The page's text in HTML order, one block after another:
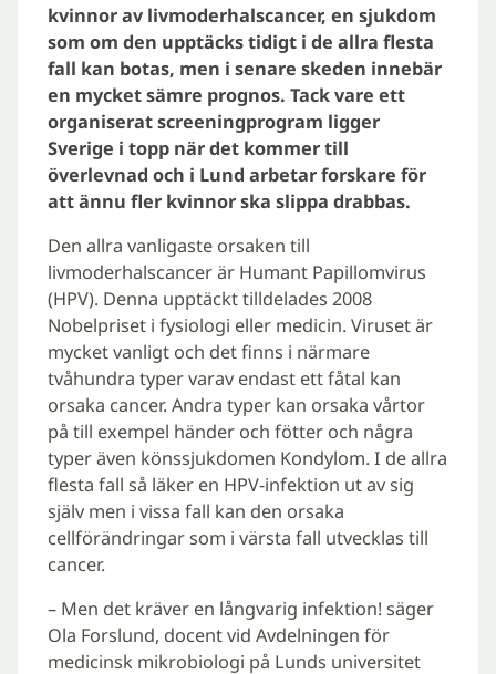
kvinnor av livmoderhalscancer, en sjukdom
som om den upptäcks tidigt i de allra flesta
fall kan botas, men i senare skeden innebär
en mycket sämre prognos. Tack vare ett
organiserat screeningprogram ligger
Sverige i topp när det kommer till
överlevnad och i Lund arbetar forskare för
att ännu fler kvinnor ska slippa drabbas.
Den allra vanligaste orsaken till
livmoderhalscancer är Humant Papillomvirus
(HPV). Denna upptäckt tilldelades 2008
Nobelpriset i fysiologi eller medicin. Viruset är
mycket vanligt och det finns i närmare
tvåhundra typer varav endast ett fåtal kan
orsaka cancer. Andra typer kan orsaka vårtor
på till exempel händer och fötter och några
typer även könssjukdomen Kondylom. I de allra
flesta fall så läker en HPV-infektion ut av sig
själv men i vissa fall kan den orsaka
cellförändringar som i värsta fall utvecklas till
cancer.
– Men det kräver en långvarig infektion! säger
Ola Forslund, docent vid Avdelningen för
medicinsk mikrobiologi på Lunds universitet